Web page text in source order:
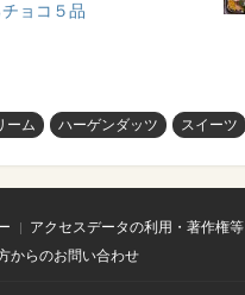
ョコ５品
ーム ハーゲンダッツ スイーツ
アクセスデータの利用・著作権等
からのお問い合わせ